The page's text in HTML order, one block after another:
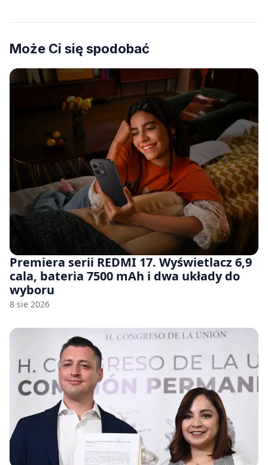
Może Ci się spodobać
Premiera serii REDMI 17. Wyświetlacz 6,9
cala, bateria 7500 mAh i dwa układy do
wyboru
8 sie 2026